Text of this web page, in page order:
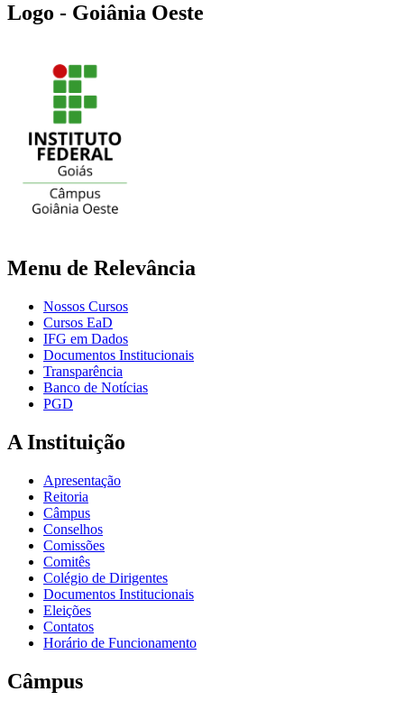
Logo - Goiânia Oeste
Menu de Relevância
Nossos Cursos
Cursos EaD
IFG em Dados
Documentos Institucionais
Transparência
Banco de Notícias
PGD
A Instituição
Apresentação
Reitoria
Câmpus
Conselhos
Comissões
Comitês
Colégio de Dirigentes
Documentos Institucionais
Eleições
Contatos
Horário de Funcionamento
Câmpus